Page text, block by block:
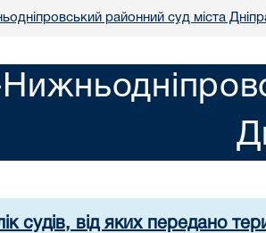
районний суд міста
судів, від яких передано